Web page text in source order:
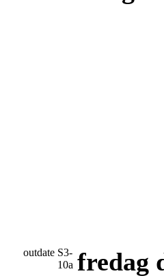
outdate S3-
10a fredag